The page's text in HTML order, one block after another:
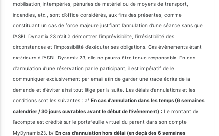
mobilisation, intempéries, pénuries de matériel ou de moyens de transport,
incendies, etc., sont d’office considérés, aux fins des présentes, comme
constituant un cas de force majeure justifiant l’annulation d’une séance sans que
l’ASBL Dynamix 23 n’ait à démontrer l’imprévisibilité, l’irrésistibilité des
circonstances et l’impossibilité d’exécuter ses obligations. Ces évènements étant
extérieurs à l’ASBL Dynamix 23, elle ne pourra être tenue responsable. En cas
d'annulation d'une réservation par le participant, il est impératif de le
communiquer exclusivement par email afin de garder une trace écrite de la
demande et d'éviter ainsi tout litige par la suite. Les délais d'annulations et les
conditions sont les suivantes : a/ En cas d'annulation dans les temps (6 semaines
calendrier / 30 jours ouvrables avant le début de l’évènement) : Le montant de
l’acompte est crédité sur le portefeuille virtuel du parent dans son compte
MyDynamix23. b/ En cas d'annulation hors délai (en deçà des 6 semaines